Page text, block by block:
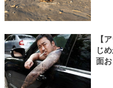
【
じ
面